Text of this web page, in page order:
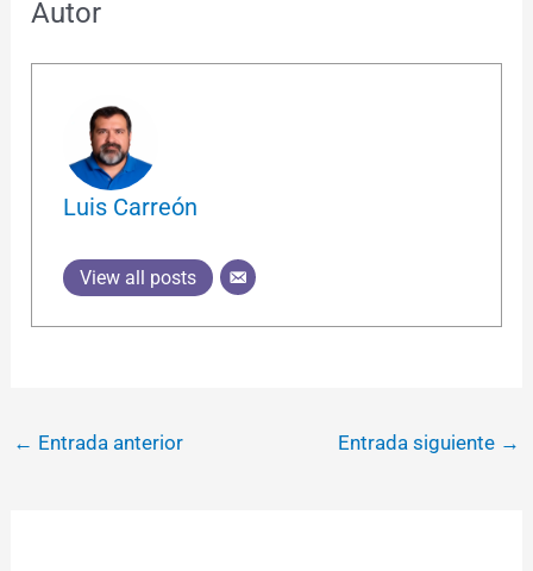
Autor
Luis Carreón
View all posts
← Entrada anterior Entrada siguiente →